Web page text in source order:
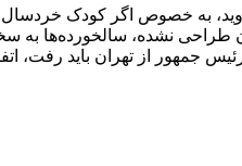
به خصوص اگر کودک خردسال
نشده، سالخورده‌ها به
جمهور از تهران باید رفت،